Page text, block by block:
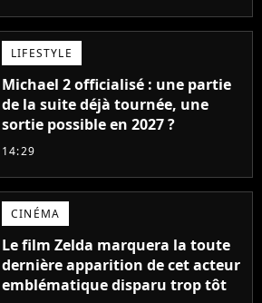
LIFESTYLE
Michael 2 officialisé : une partie
de la suite déjà tournée, une
sortie possible en 2027 ?
14:29
CINÉMA
Le film Zelda marquera la toute
dernière apparition de cet acteur
emblématique disparu trop tôt